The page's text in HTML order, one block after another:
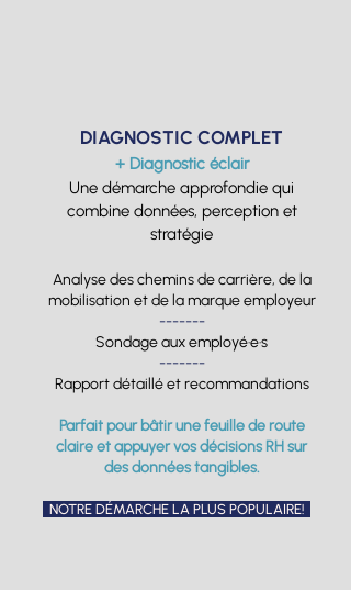
DIAGNOSTIC COMPLET
+ Diagnostic éclair
Une démarche approfondie qui
combine données, perception et
stratégie
Analyse des chemins de carrière, de la
mobilisation et de la marque employeur
-------
Sondage aux employé·e·s
-------
Rapport détaillé et recommandations
Parfait pour bâtir une feuille de route
claire et appuyer vos décisions RH sur
des données tangibles.
NOTRE DÉMARCHE LA PLUS POPULAIRE!